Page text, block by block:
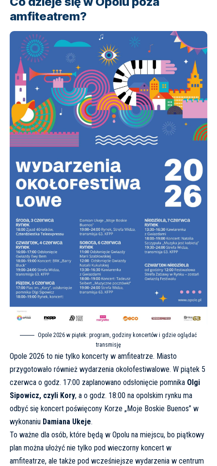
amfiteatrem?
Opole 2026 w piątek: program, godziny koncertów i gdzie oglądać
transmisję
Opole 2026 to nie tylko koncerty w amfiteatrze. Miasto
przygotowało również wydarzenia okołofestiwalowe. W piątek 5
czerwca o godz. 17:00 zaplanowano odsłonięcie pomnika Olgi
Sipowicz, czyli Kory, a o godz. 18:00 na opolskim rynku ma
odbyć się koncert poświęcony Korze „Moje Boskie Buenos” w
wykonaniu Damiana Ukeje.
To ważne dla osób, które będą w Opolu na miejscu, bo piątkowy
plan można ułożyć nie tylko pod wieczorny koncert w
amfiteatrze, ale także pod wcześniejsze wydarzenia w centrum